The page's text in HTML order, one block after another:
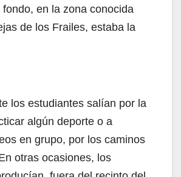
fondo, en la zona conocida
de los Frailes, estaba la
los estudiantes salían por la
algún deporte o a
en grupo, por los caminos
otras ocasiones, los